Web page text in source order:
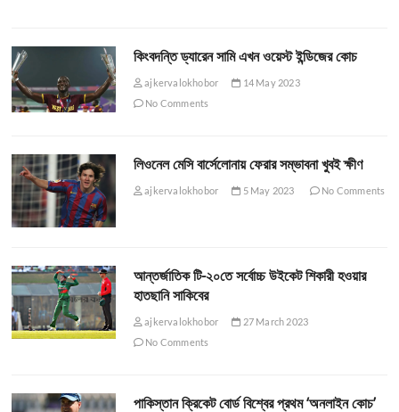
কিংবদন্তি ড্যারেন সামি এখন ওয়েস্ট ইন্ডিজের কোচ
ajkervalokhobor
14 May 2023
No Comments
লিওনেল মেসি বার্সেলোনায় ফেরার সম্ভাবনা খুবই ক্ষীণ
ajkervalokhobor 5 May 2023 No Comments
আন্তর্জাতিক টি-২০তে সর্বোচ্চ উইকেট শিকারী হওয়ার
হাতছানি সাকিবের
ajkervalokhobor
27 March 2023
No Comments
পাকিস্তান ক্রিকেট বোর্ড বিশ্বের প্রথম ‘অনলাইন কোচ’